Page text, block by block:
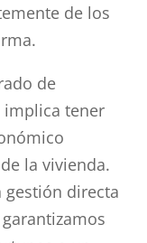
de los
de
implica tener
la vivienda.
gestión directa